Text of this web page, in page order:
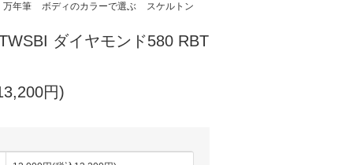
万年筆
ボディのカラーで選ぶ スケルトン
ダイヤモンド580 RBT
円)